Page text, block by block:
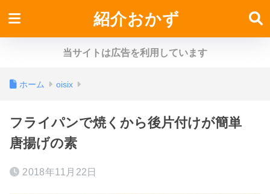
紹介おかず
当サイトは広告を利用しています
ホーム oisix
フライパンで焼くから後片付けが簡単
唐揚げの素
2018年11月22日